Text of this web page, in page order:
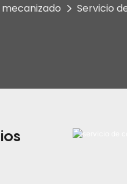
Servicio